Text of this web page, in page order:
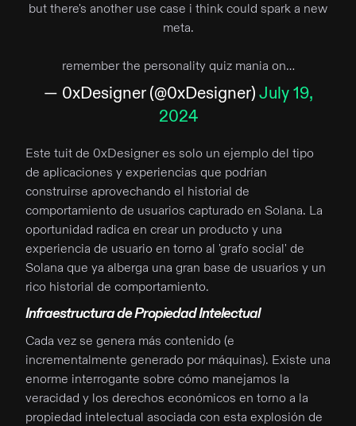
but there's another use case i think could spark a new
meta.
remember the personality quiz mania on…
— 0xDesigner (@0xDesigner)July 19,
2024
Este tuit de 0xDesigner es solo un ejemplo del tipo
de aplicaciones y experiencias que podrían
construirse aprovechando el historial de
comportamiento de usuarios capturado en Solana. La
oportunidad radica en crear un producto y una
experiencia de usuario en torno al 'grafo social' de
Solana que ya alberga una gran base de usuarios y un
rico historial de comportamiento.
Infraestructura de Propiedad Intelectual
Cada vez se genera más contenido (e
incrementalmente generado por máquinas). Existe una
enorme interrogante sobre cómo manejamos la
veracidad y los derechos económicos en torno a la
propiedad intelectual asociada con esta explosión de